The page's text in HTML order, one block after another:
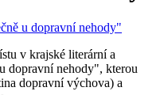
v krajské literární a
dopravní nehody", kterou
dopravní výchova) a